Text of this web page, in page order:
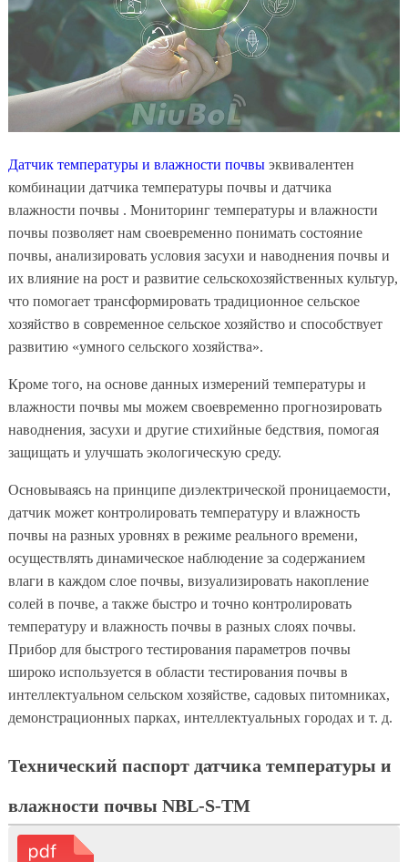
Датчик температуры и влажности почвыэквивалентен
комбинации датчика температуры почвы и датчика
влажности почвы . Мониторинг температуры и влажности
почвы позволяет нам своевременно понимать состояние
почвы, анализировать условия засухи и наводнения почвы и
их влияние на рост и развитие сельскохозяйственных культур,
что помогает трансформировать традиционное сельское
хозяйство в современное сельское хозяйство и способствует
развитию «умного сельского хозяйства».
Кроме того, на основе данных измерений температуры и
влажности почвы мы можем своевременно прогнозировать
наводнения, засухи и другие стихийные бедствия, помогая
защищать и улучшать экологическую среду.
Основываясь на принципе диэлектрической проницаемости,
датчик может контролировать температуру и влажность
почвы на разных уровнях в режиме реального времени,
осуществлять динамическое наблюдение за содержанием
влаги в каждом слое почвы, визуализировать накопление
солей в почве, а также быстро и точно контролировать
температуру и влажность почвы в разных слоях почвы.
Прибор для быстрого тестирования параметров почвы
широко используется в области тестирования почвы в
интеллектуальном сельском хозяйстве, садовых питомниках,
демонстрационных парках, интеллектуальных городах и т. д.
Технический паспорт датчика температуры и
влажности почвы NBL-S-TM